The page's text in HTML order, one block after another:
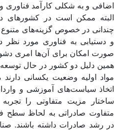
اضافی و به شکلی کارآمد فناوری
البته ممکن است در کشورهای
چندانی در خصوص گزینه‌های متنوع
و دستیابی به فناوری مورد نظر
صورت امکان برای آن‌ها امری
همین دلیل دو کشور در حال
مواد اولیه وضعیت یکسانی
اتخاذ سیاست‌های آموزشی و
ساختار مزیت متفاوتی را تجربه
متفاوت صادراتی به لحاظ سطح
در رشد صادرات داشته باشند.